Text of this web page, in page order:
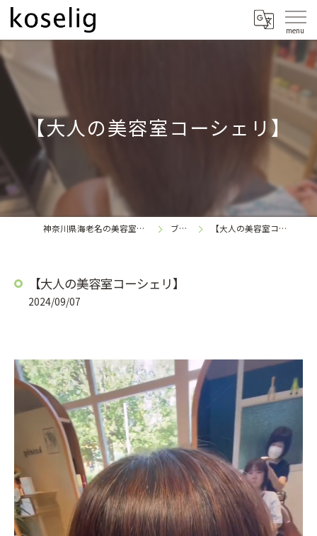
【大人の美容室コーシェリ】
神奈川県海老名の美容室なら koselig
ブログ 【大人の美容室コーシェリ】
【大人の美容室コーシェリ】
2024/09/07